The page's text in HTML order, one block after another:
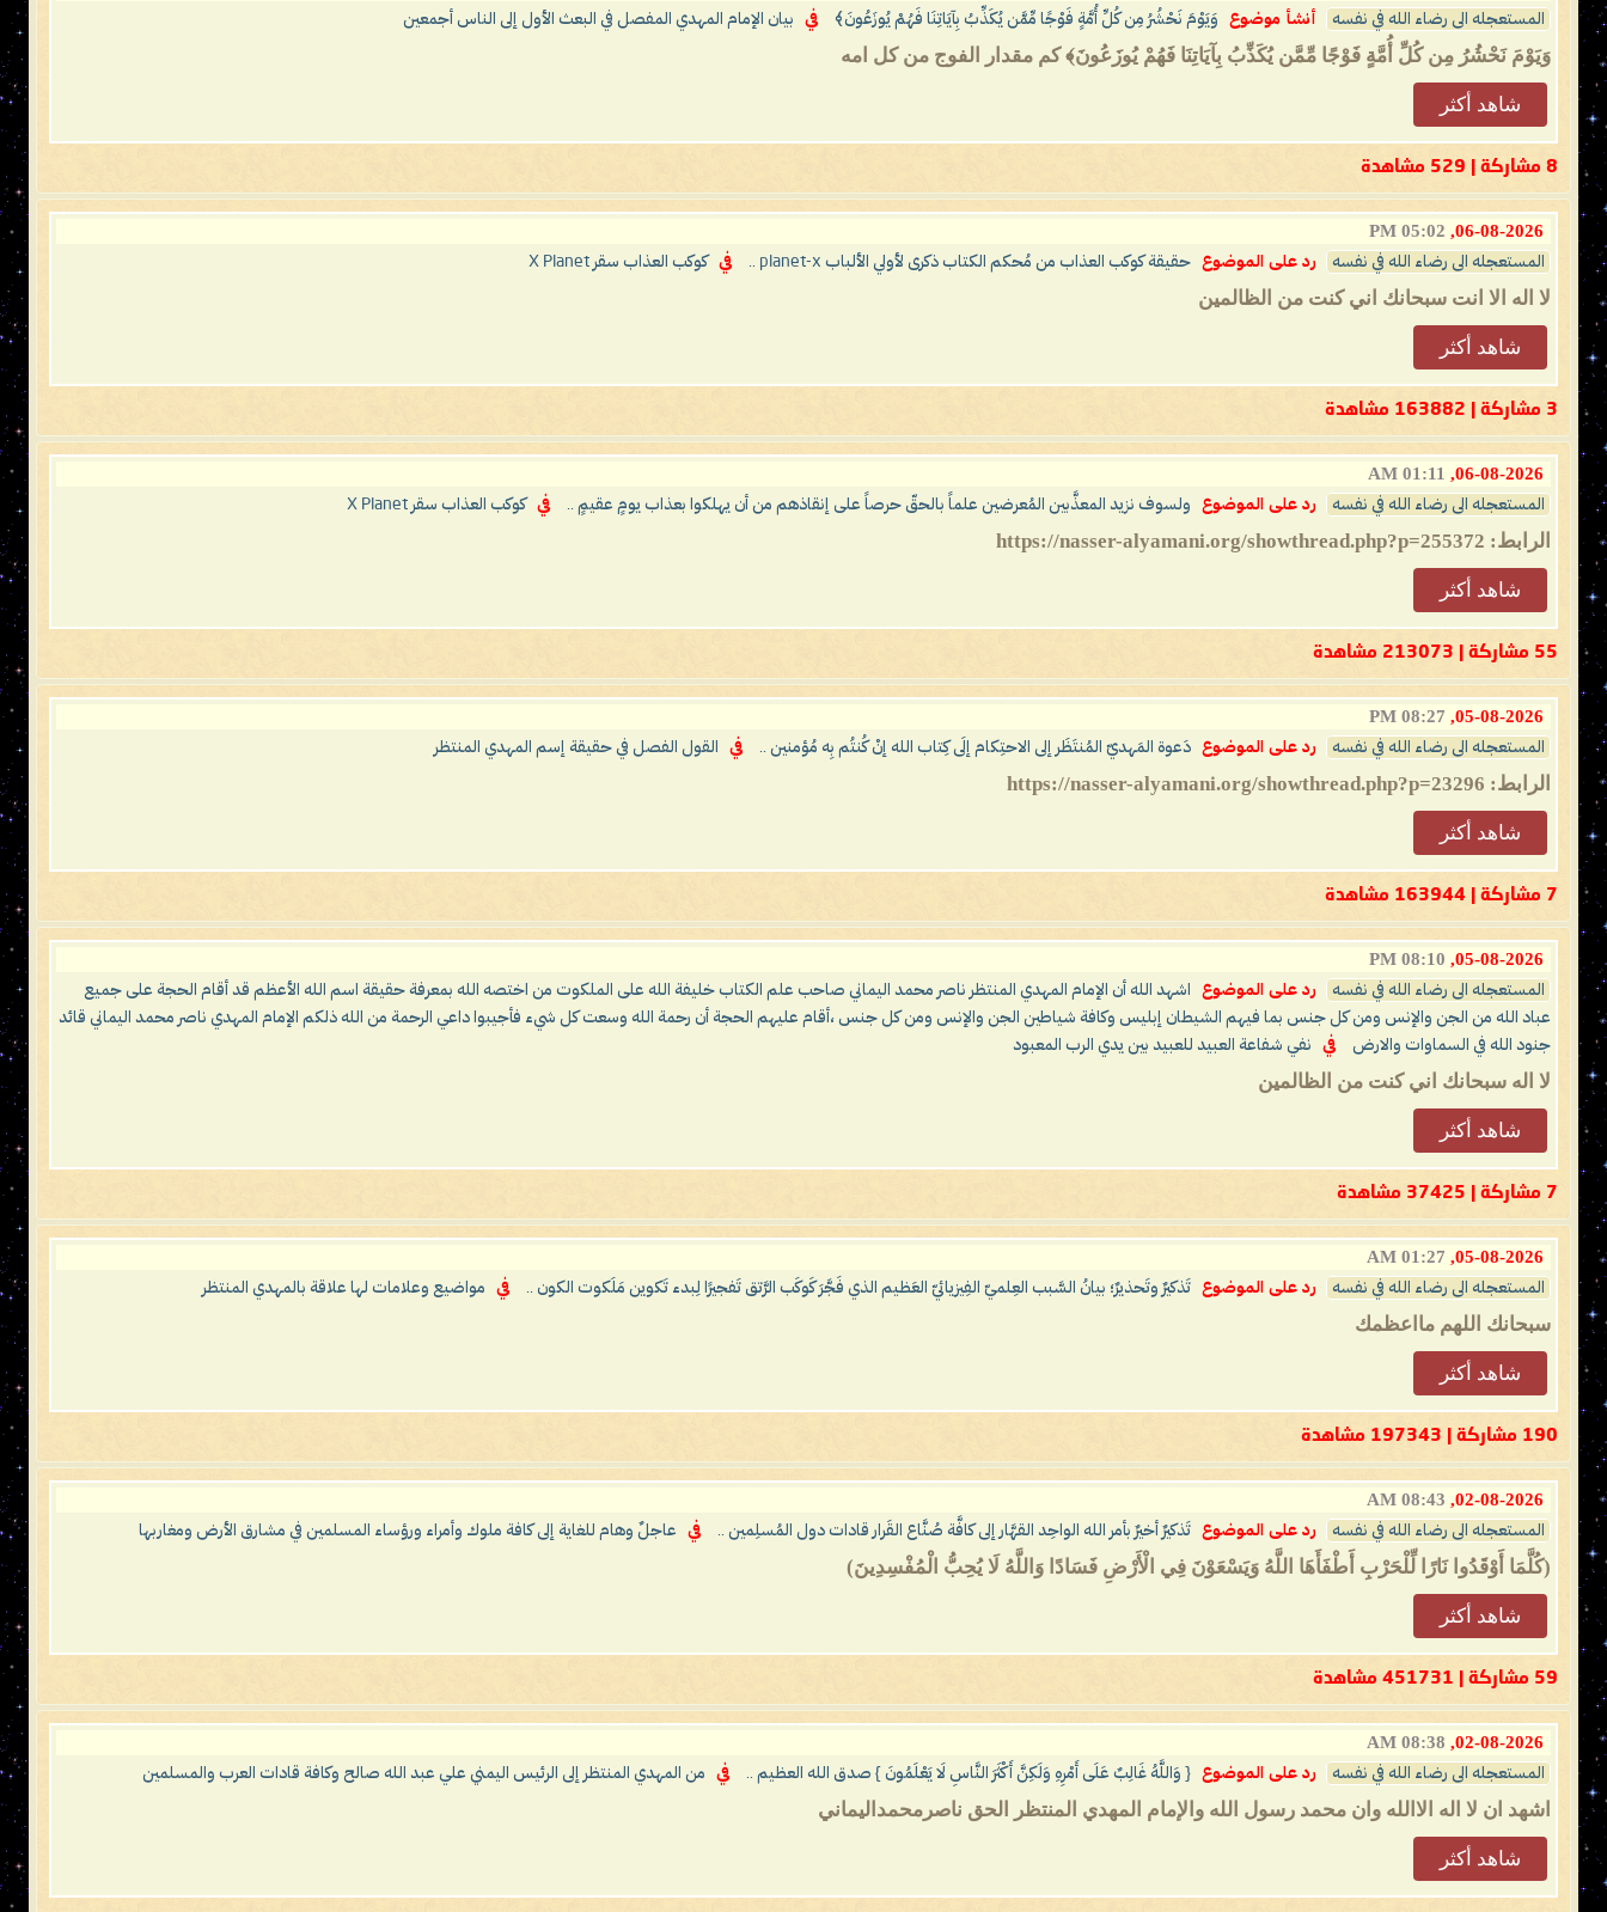
المستعجله الى رضاء الله في نفسه أنشأ موضوع وَيَوْمَ نَحْشُرُ مِن كُلِّ أُمَّةٍ فَوْجًا مِّمَّن يُكَذِّبُ بِآيَاتِنَا فَهُمْ يُوزَعُونَ﴾ في بيان الإمام المهدي المفصل في البعث الأول إلى الناس أجمعين
وَيَوْمَ نَحْشُرُ مِن كُلِّ أُمَّةٍ فَوْجًا مِّمَّن يُكَذِّبُ بِآيَاتِنَا فَهُمْ يُوزَعُونَ﴾ كم مقدار الفوج من كل امه
شاهد أكثر
8 مشاركة | 529 مشاهدة
06-08-2026,
05:02 PM
المستعجله الى رضاء الله في نفسه رد على الموضوع حقيقة كوكب العذاب من مُحكم الكتاب ذكرى لأولي الألباب planet-x .. في كوكب العذاب سقر X Planet
لا اله الا انت سبحانك اني كنت من الظالمين
شاهد أكثر
3 مشاركة | 163882 مشاهدة
06-08-2026,
01:11 AM
المستعجله الى رضاء الله في نفسه رد على الموضوع ولسوف نزيد المعذَّبين المُعرضين علماً بالحقّ حرصاً على إنقاذهم من أن يهلكوا بعذاب يومٍ عقيمٍ .. في كوكب العذاب سقر X Planet
الرابط: https://nasser-alyamani.org/showthread.php?p=255372
شاهد أكثر
55 مشاركة | 213073 مشاهدة
05-08-2026,
08:27 PM
المستعجله الى رضاء الله في نفسه رد على الموضوع دَعوة المَهديّ المُنتَظَر إلى الاحتِكام إلَى كِتاب الله إنْ كُنتُم بِه مُؤمنين .. في القول الفصل في حقيقة إسم المهدي المنتظر
الرابط: https://nasser-alyamani.org/showthread.php?p=23296
شاهد أكثر
7 مشاركة | 163944 مشاهدة
05-08-2026,
08:10 PM
المستعجله الى رضاء الله في نفسه رد على الموضوع
اشهد الله أن الإمام المهدي المنتظر ناصر محمد اليماني صاحب علم الكتاب خليفة الله على الملكوت من اختصه الله بمعرفة حقيقة اسم الله الأعظم قد أقام الحجة على جميع
عباد الله من الجن والإنس ومن كل جنس بما فيهم الشيطان إبليس وكافة شياطين الجن والإنس ومن كل جنس ،أقام عليهم الحجة أن رحمة الله وسعت كل شيء فأجيبوا داعي الرحمة من الله ذلكم الإمام المهدي ناصر محمد اليماني قائد
جنود الله في السماوات والارض
في نفي شفاعة العبيد للعبيد بين يدي الرب المعبود
لا اله سبحانك اني كنت من الظالمين
شاهد أكثر
7 مشاركة | 37425 مشاهدة
05-08-2026,
01:27 AM
المستعجله الى رضاء الله في نفسه رد على الموضوع تَذكيرٌ وتَحذيرٌ؛ بيانُ السَّبب العِلميّ الفِيزيائيّ العَظيم الذي فَجَّرَ كَوكَب الرَّتق تَفجيرًا لِبدء تَكوين مَلَكوت الكون .. في مواضيع وعلامات لها علاقة بالمهدي المنتظر
سبحانك اللهم مااعظمك
شاهد أكثر
190 مشاركة | 197343 مشاهدة
02-08-2026,
08:43 AM
المستعجله الى رضاء الله في نفسه رد على الموضوع تَذكيرٌ أخيرٌ بأمر الله الواحِد القهَّار إلى كافَّة صُنَّاع القَرار قادات دول المُسلِمين .. في عاجلٌ وهام للغاية إلى كافة ملوك وأمراء ورؤساء المسلمين في مشارق الأرض ومغاربها
(كُلَّمَا أَوْقَدُوا نَارًا لِّلْحَرْبِ أَطْفَأَهَا اللَّهُ وَيَسْعَوْنَ فِي الْأَرْضِ فَسَادًا وَاللَّهُ لَا يُحِبُّ الْمُفْسِدِينَ)
شاهد أكثر
59 مشاركة | 451731 مشاهدة
02-08-2026,
08:38 AM
المستعجله الى رضاء الله في نفسه رد على الموضوع { وَاللَّهُ غَالِبٌ عَلَى أَمْرِهِ وَلَكِنَّ أَكْثَرَ النَّاسِ لَا يَعْلَمُونَ } صدق الله العظيم .. في من المهدي المنتظر إلى الرئيس اليمني علي عبد الله صالح وكافة قادات العرب والمسلمين
اشهد ان لا اله الاالله وان محمد رسول الله والإمام المهدي المنتظر الحق ناصرمحمداليماني
شاهد أكثر